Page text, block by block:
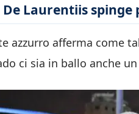
Laurentiis spinge
azzurro afferma come
ci sia in ballo anche